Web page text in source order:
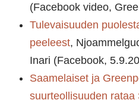
(Facebook video,
Tulevaisuuden
peeleest,
Inari (Facebook,
Saamelaiset ja
suurteollisuuden rataa